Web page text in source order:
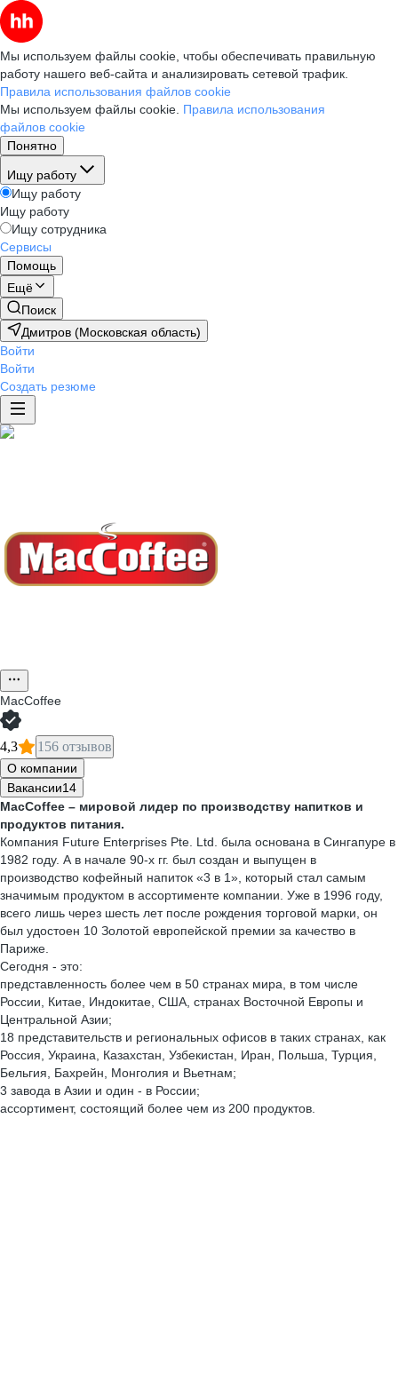
Мы используем файлы cookie, чтобы обеспечивать правильную
работу нашего веб-сайта и анализировать сетевой трафик.
Правила использования файлов cookie
Мы используем файлы cookie. Правила использования
файлов cookie
Понятно
Ищу работу
Ищу работу
Ищу работу
Ищу сотрудника
Сервисы
Помощь
Ещё
Поиск
Дмитров (Московская область)
Войти
Войти
Создать резюме
MacCoffee
4,3 156 отзывов
О компании
Вакансии14
MacCoffee – мировой лидер по производству напитков и
продуктов питания.
Компания Future Enterprises Pte. Ltd. была основана в Сингапуре в
1982 году. А в начале 90-х гг. был создан и выпущен в
производство кофейный напиток «3 в 1», который стал самым
значимым продуктом в ассортименте компании. Уже в 1996 году,
всего лишь через шесть лет после рождения торговой марки, он
был удостоен 10 Золотой европейской премии за качество в
Париже.
Сегодня - это:
представленность более чем в 50 странах мира, в том числе
России, Китае, Индокитае, США, странах Восточной Европы и
Центральной Азии;
18 представительств и региональных офисов в таких странах, как
Россия, Украина, Казахстан, Узбекистан, Иран, Польша, Турция,
Бельгия, Бахрейн, Монголия и Вьетнам;
3 завода в Азии и один - в России;
ассортимент, состоящий более чем из 200 продуктов.